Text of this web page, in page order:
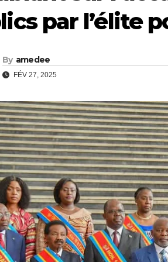
par l’élite
By amedee
FÉV 27, 2025